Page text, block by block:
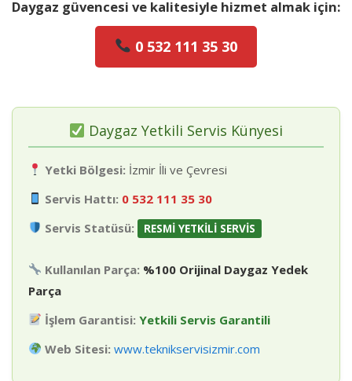
Daygaz güvencesi ve kalitesiyle hizmet almak için:
0 532 111 35 30
Daygaz Yetkili Servis Künyesi
Yetki Bölgesi: İzmir İli ve Çevresi
Servis Hattı: 0 532 111 35 30
Servis Statüsü:
RESMİ YETKİLİ SERVİS
Kullanılan Parça: %100 Orijinal Daygaz Yedek
Parça
İşlem Garantisi: Yetkili Servis Garantili
Web Sitesi: www.teknikservisizmir.com